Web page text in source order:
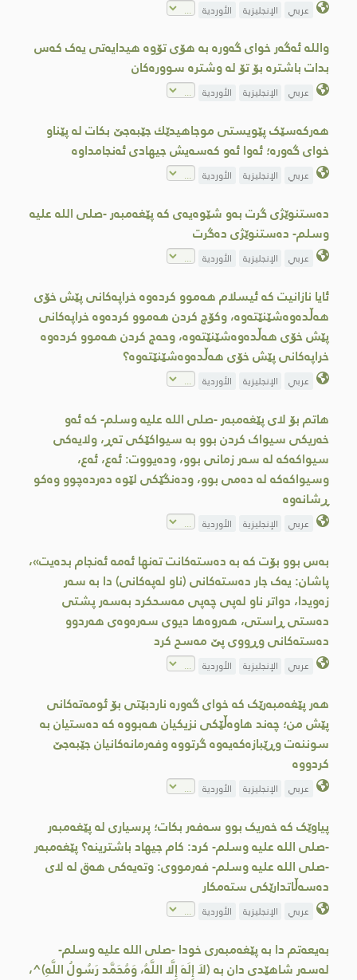
عربي الإنجليزية الأوردية
والله ئەگەر خوای گەورە بە هۆی تۆوە هیدایەتی یەک کەس
بدات باشترە بۆ تۆ لە وشترە سوورەكان
عربي الإنجليزية الأوردية
هەرکەسێک پێویستی موجاهیدێك جێبەجێ بكات لە پێناو
خوای گەورە؛ ئەوا ئەو کەسەیش جیهادی ئەنجامداوە
عربي الإنجليزية الأوردية
دەستنوێژی گرت بەو شێوەیەی کە پێغەمبەر -صلى الله علیه
وسلم- دەستنوێژی دەگرت
عربي الإنجليزية الأوردية
ئایا نازانیت کە ئیسلام هەموو کردەوە خراپەکانی پێش خۆی
هەڵدەوەشێنێتەوە، وکۆچ کردن هەموو کردەوە خراپەکانی
پێش خۆی هەڵدەوەشێنێتەوە، وحەج کردن هەموو کردەوە
خراپەکانی پێش خۆی هەڵدەوەشێنێتەوە؟
عربي الإنجليزية الأوردية
هاتم بۆ لای پێغەمبەر -صلى الله علیه وسلم- کە ئەو
خەریکی سیواک کردن بوو بە سیواکێکی تەڕ، ولایەکی
سیواکەکە لە سەر زمانی بوو، ودەیووت: ئەع، ئەع،
وسیواکەکە لە دەمی بوو، ودەنگێکی لێوە دەردەچوو وەکو
ڕشانەوە
عربي الإنجليزية الأوردية
بەس بوو بۆت کە بە دەستەکانت تەنها ئەمە ئەنجام بدەیت»،
پاشان: یەک جار دەستەكانی (ناو لەپەکانی) دا بە سەر
زەویدا، دواتر ناو لەپی چەپی مەسحكرد بەسەر پشتی
دەستی ڕاستی، هەروەها دیوی سەرەوەی هەردوو
دەستەکانی وڕووی پێ مەسح کرد
عربي الإنجليزية الأوردية
هەر پێغەمبەرێک کە خوای گەورە ناردبێتی بۆ ئومەتەکانی
پێش من؛ چەند هاوەڵێکی نزیکیان هەبووە کە دەستیان بە
سوننەت وڕێبازەکەیەوە گرتووە وفەرمانەکانیان جێبەجێ
کردووە
عربي الإنجليزية الأوردية
پیاوێک کە خەریک بوو سەفەر بکات؛ پرسیاری لە پێغەمبەر
-صلى الله علیه وسلم- کرد: کام جیهاد باشترینە؟ پێغەمبەر
-صلى الله علیه وسلم- فەرمووی: وتەیەکی هەق لە لای
دەسەڵاتدارێکی ستەمکار
عربي الإنجليزية الأوردية
بەیعەتم دا بە پێغەمبەری خودا -صلى الله علیه وسلم-
لەسەر شاهێدی دان بە (لاَ إِلَهَ إِلَّا اللَّهُ، وَمُحَمَّد رَسُولُ اللَّهِ)^،